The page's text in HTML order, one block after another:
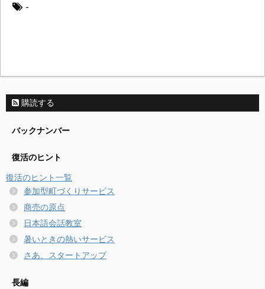
-
購読する
バックナンバー
復活のヒント
復活のヒント一覧
参加型町づくりサービス
商売の原点
日本語会話教室
暑いときの熱いサービス
さあ、スタートアップ
長編